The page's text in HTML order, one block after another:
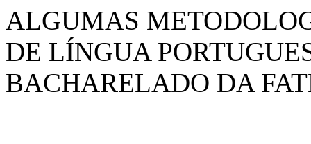
ALGUMAS
DE LÍNGUA
BACHARELADO DA